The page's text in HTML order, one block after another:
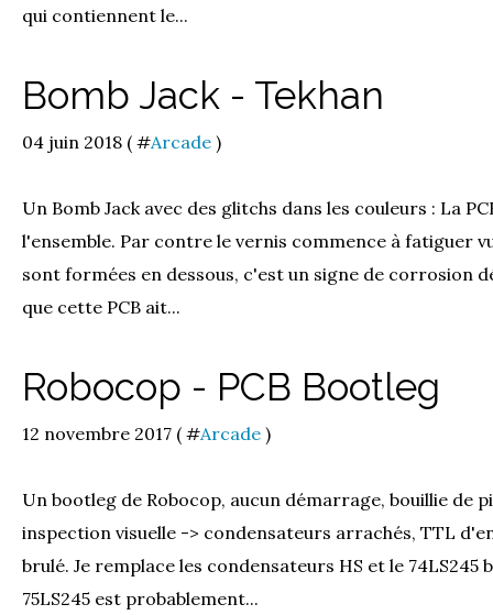
qui contiennent le...
Bomb Jack - Tekhan
04 juin 2018 ( #Arcade )
Un Bomb Jack avec des glitchs dans les couleurs : La
l'ensemble. Par contre le vernis commence à fatiguer
sont formées en dessous, c'est un signe de corrosion
que cette PCB ait...
Robocop - PCB Bootleg
12 novembre 2017 ( #Arcade )
Un bootleg de Robocop, aucun démarrage, bouillie de
inspection visuelle -> condensateurs arrachés, TTL
brulé. Je remplace les condensateurs HS et le 74LS245
75LS245 est probablement...